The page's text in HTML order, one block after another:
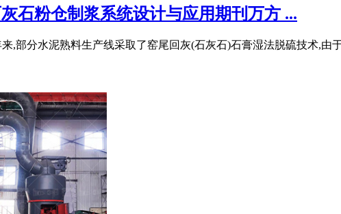
石粉仓制浆系统设计与应用期刊万方 ...
,部分水泥熟料生产线采取了窑尾回灰(石灰石)石膏湿法脱硫技术,